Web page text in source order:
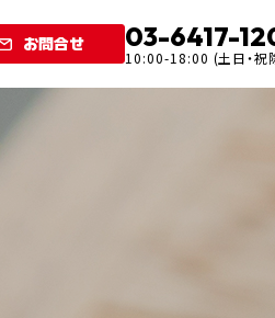
お問合せ 03-6417-
10:00-18:00 (土日・祝